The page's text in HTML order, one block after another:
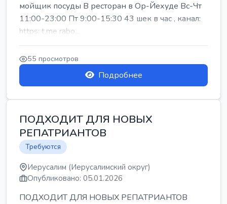
мойщик посуды В ресторан в Ор-Йехуде Вс-Чт
11:00-23:00 Пт 9:00-15:30 43 шек в час , канал:
https: t.me rabo...
55 просмотров
Подробнее
ПОДХОДИТ ДЛЯ НОВЫХ
РЕПАТРИАНТОВ
Требуются
Иерусалим (Иерусалимский округ)
Опубликовано: 05.01.2026
ПОДХОДИТ ДЛЯ НОВЫХ РЕПАТРИАНТОВ